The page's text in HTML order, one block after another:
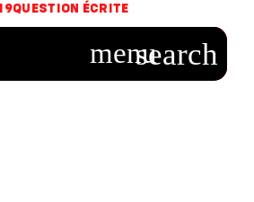
QUESTION ÉCRITE
sur
de